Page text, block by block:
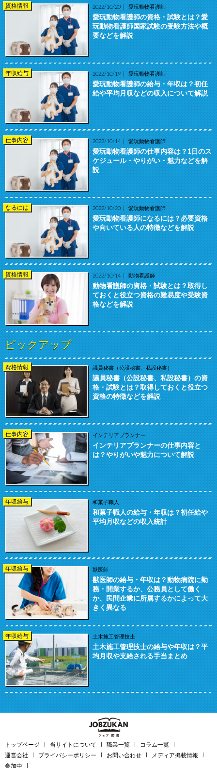
資格情報 2022/10/20 愛玩動物看護師
愛玩動物看護師の資格・試験とは？愛
玩動物看護師国家試験の受験方法や概
要などを解説
年収給与 2022/10/19 愛玩動物看護師
愛玩動物看護師の給与・年収は？初任
給や平均月収などの収入について解説
仕事内容 2022/10/14 愛玩動物看護師
愛玩動物看護師の仕事内容は？1日のス
ケジュール・やりがい・魅力などを解
説
なるには 2022/10/20 愛玩動物看護師
愛玩動物看護師になるには？必要資格
や向いている人の特徴などを解説
資格情報 2022/10/14 動物看護師
動物看護師の資格・試験とは？取得し
ておくと役立つ資格の難易度や受験資
格などを解説
ピックアップ
資格情報 議員秘書（公設秘書、私設秘書）
議員秘書（公設秘書、私設秘書）の資
格・試験とは？取得しておくと役立つ
資格の特徴などを解説
仕事内容 インテリアプランナー
インテリアプランナーの仕事内容と
は？やりがいや魅力について解説
年収給与 和菓子職人
和菓子職人の給与・年収は？初任給や
平均月収などの収入統計
年収給与 獣医師
獣医師の給与・年収は？動物病院に勤
務・開業するか、公務員として働く
か、民間企業に所属するかによって大
きく異なる
年収給与 土木施工管理技士
土木施工管理技士の給与や年収は？平
均月収や支給される手当まとめ
トップページ 当サイトについて 職業一覧
コラム一覧
運営会社
プライバシーポリシー お問い合わせ
メディア掲載情報
参加中